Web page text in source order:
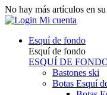
No hay más artículos en
Mi cuenta
Esquí de fondo
Esquí de fondo
ESQUÍ DE
Bastones ski
Botas Esquí